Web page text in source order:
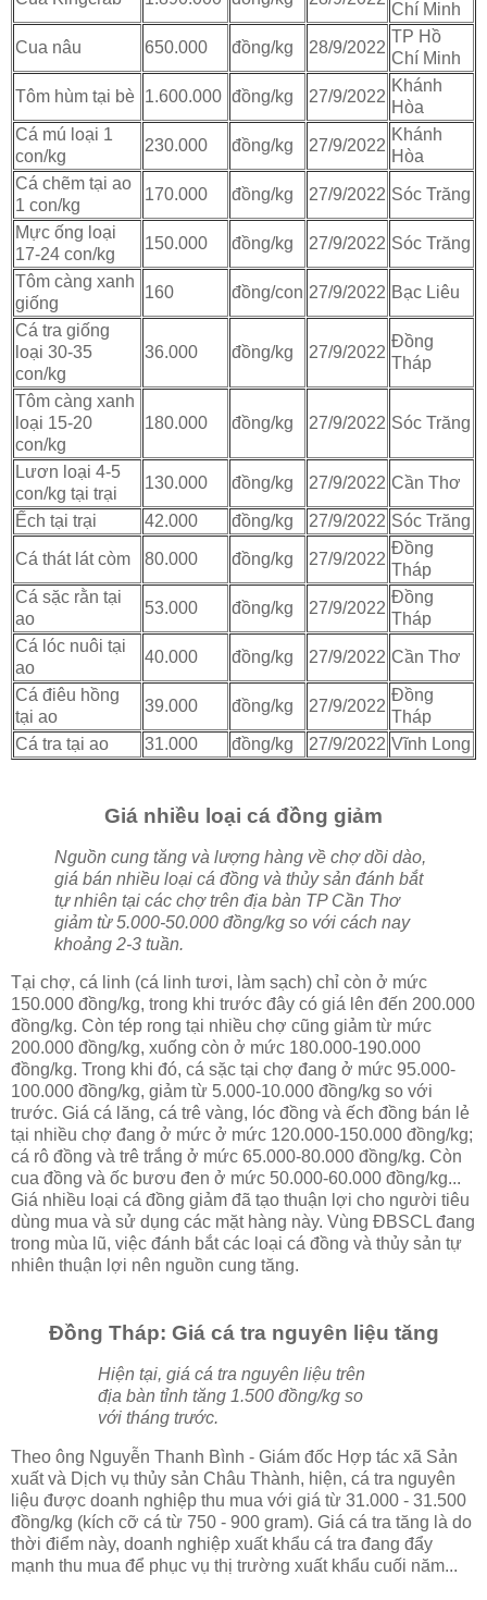
Chí Minh
Cua nâu 650.000 đồng/kg 28/9/2022
TP Hồ
Chí Minh
Tôm hùm tại bè 1.600.000 đồng/kg 27/9/2022
Khánh
Hòa
Cá mú loại 1
con/kg
230.000 đồng/kg 27/9/2022
Khánh
Hòa
Cá chẽm tại ao
1 con/kg
170.000 đồng/kg 27/9/2022 Sóc Trăng
Mực ống loại
17-24 con/kg
150.000 đồng/kg 27/9/2022 Sóc Trăng
Tôm càng xanh
giống
160 đồng/con 27/9/2022 Bạc Liêu
Cá tra giống
loại 30-35
con/kg
36.000 đồng/kg 27/9/2022
Đồng
Tháp
Tôm càng xanh
loại 15-20
con/kg
180.000 đồng/kg 27/9/2022 Sóc Trăng
Lươn loại 4-5
con/kg tại trại
130.000 đồng/kg 27/9/2022 Cần Thơ
Ếch tại trại 42.000 đồng/kg 27/9/2022 Sóc Trăng
Cá thát lát còm 80.000 đồng/kg 27/9/2022
Đồng
Tháp
Cá sặc rằn tại
ao
53.000 đồng/kg 27/9/2022
Đồng
Tháp
Cá lóc nuôi tại
ao
40.000 đồng/kg 27/9/2022 Cần Thơ
Cá điêu hồng
tại ao
39.000 đồng/kg 27/9/2022
Đồng
Tháp
Cá tra tại ao
31.000 đồng/kg 27/9/2022 Vĩnh Long
Giá nhiều loại cá đồng giảm
Nguồn cung tăng và lượng hàng về chợ dồi dào,
giá bán nhiều loại cá đồng và thủy sản đánh bắt
tự nhiên tại các chợ trên địa bàn TP Cần Thơ
giảm từ 5.000-50.000 đồng/kg so với cách nay
khoảng 2-3 tuần.
Tại chợ, cá linh (cá linh tươi, làm sạch) chỉ còn ở mức
150.000 đồng/kg, trong khi trước đây có giá lên đến 200.000
đồng/kg. Còn tép rong tại nhiều chợ cũng giảm từ mức
200.000 đồng/kg, xuống còn ở mức 180.000-190.000
đồng/kg. Trong khi đó, cá sặc tại chợ đang ở mức 95.000-
100.000 đồng/kg, giảm từ 5.000-10.000 đồng/kg so với
trước. Giá cá lăng, cá trê vàng, lóc đồng và ếch đồng bán lẻ
tại nhiều chợ đang ở mức ở mức 120.000-150.000 đồng/kg;
cá rô đồng và trê trắng ở mức 65.000-80.000 đồng/kg. Còn
cua đồng và ốc bươu đen ở mức 50.000-60.000 đồng/kg...
Giá nhiều loại cá đồng giảm đã tạo thuận lợi cho người tiêu
dùng mua và sử dụng các mặt hàng này. Vùng ÐBSCL đang
trong mùa lũ, việc đánh bắt các loại cá đồng và thủy sản tự
nhiên thuận lợi nên nguồn cung tăng.
Đồng Tháp: Giá cá tra nguyên liệu tăng
Hiện tại, giá cá tra nguyên liệu trên
địa bàn tỉnh tăng 1.500 đồng/kg so
với tháng trước.
Theo ông Nguyễn Thanh Bình - Giám đốc Hợp tác xã Sản
xuất và Dịch vụ thủy sản Châu Thành, hiện, cá tra nguyên
liệu được doanh nghiệp thu mua với giá từ 31.000 - 31.500
đồng/kg (kích cỡ cá từ 750 - 900 gram). Giá cá tra tăng là do
thời điểm này, doanh nghiệp xuất khẩu cá tra đang đẩy
mạnh thu mua để phục vụ thị trường xuất khẩu cuối năm...